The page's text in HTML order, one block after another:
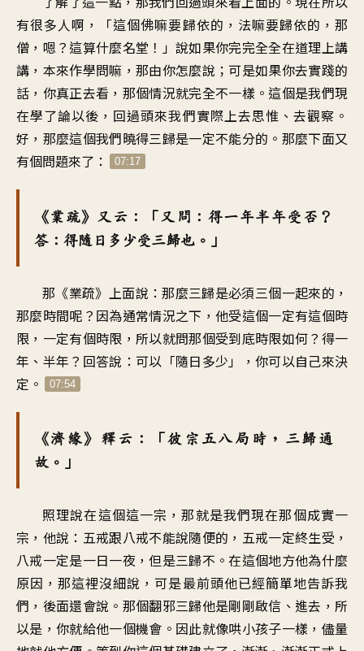
有很多人啊，「這個佛嘛要歸依的，法嘛要歸依的，那
僧，嗯？這算什麼名堂！」說如果你完完全全在道理上講
講，本來作學問嘛，那由你怎麼說；可是如果你去實踐的
話，你真正去看，那個情況就完全不一樣。這個是我們現
在學了論以後，回過頭來我們實際上去思惟、去觀察。
好，那麼這個我們曉得三歸是一定不能分的。那麼下面又
有個問題來了：
07:17
《業疏》又云：「又問：得一年半年受否？
答：得隨日多少受三歸也。」
那《業疏》上面說：那麼三歸是必須三個一起來的，
那麼時間呢？因為通常情況之下，他受這個一定有這個時
限，一定有個時限，所以就問那個受到底時限如何？得一
年、半年？回答說：可以「隨日多少」，你可以自己來決
定。
07:54
《濟緣》釋云：「彼宗五八局時，三歸通
故。」
照理說在這個這一宗，那就是我們現在那個成實一
宗，他說：五戒跟八戒不能說隨便的，五戒一定終生受，
八戒一定是一日一夜，但是三歸不。在這個地方他為什麼
原因，那這裡沒細說，可是最前頭他已經簡單地告訴我
們，後面還會說。那個翻邪三歸他是剛剛啟信、進去，所
以是，你就給他一個機會。因此就像哄小孩子一樣，儘量